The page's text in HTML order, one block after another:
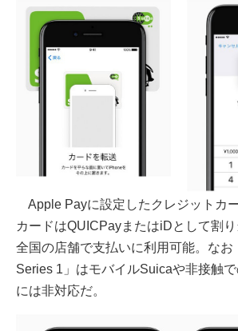
Apple Payに設定したクレジットカ
カードはQUICPayまたはiDとして割り
全国の店舗で支払いに利用可能。なお
Series 1」はモバイルSuicaや非接触
には非対応だ。